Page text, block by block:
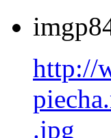
http://
.jpg